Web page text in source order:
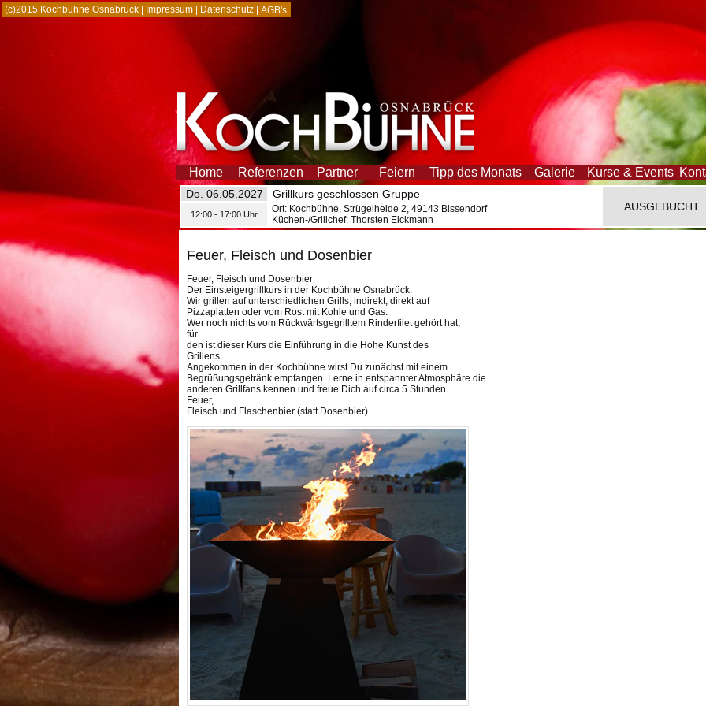
(c)2015 Kochbühne Osnabrück | Impressum Datenschutz AGB's
Home Referenzen Partner Feiern Tipp des Monats Galerie Kurse & Events
Do. 06.05.2027
Grillkurs geschlossen Gruppe
AUSGEBUCHT
12:00 - 17:00 Uhr
Ort: Kochbühne, Strügelheide 2, 49143 Bissendorf
Küchen-/Grillchef: Thorsten Eickmann
Feuer, Fleisch und Dosenbier
Feuer, Fleisch und Dosenbier
Der Einsteigergrillkurs in der Kochbühne Osnabrück.
Wir grillen auf unterschiedlichen Grills, indirekt, direkt auf
Pizzaplatten oder vom Rost mit Kohle und Gas.
Wer noch nichts vom Rückwärtsgegrilltem Rinderfilet gehört hat,
für
den ist dieser Kurs die Einführung in die Hohe Kunst des
Grillens...
Angekommen in der Kochbühne wirst Du zunächst mit einem
Begrüßungsgetränk empfangen. Lerne in entspannter Atmosphäre die
anderen Grillfans kennen und freue Dich auf circa 5 Stunden
Feuer,
Fleisch und Flaschenbier (statt Dosenbier).